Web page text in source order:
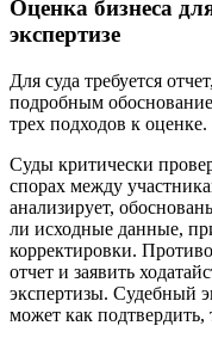
Оценка бизнеса
экспертизе
Для суда требуется
подробным
трех подходов к оценке.
Суды критически
спорах между
анализирует,
ли исходные данные,
корректировки.
отчет и заявить
экспертизы. Судебный
может как подтвердить,